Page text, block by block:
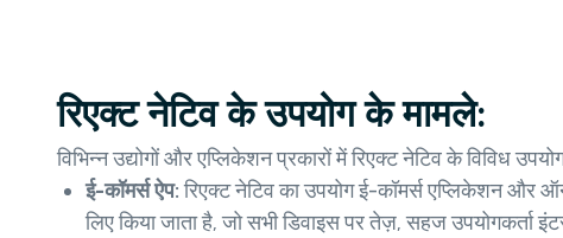
रिएक्ट नेटिव के उपयोग के मामले:
विभिन्न उद्योगों और एप्लिकेशन प्रकारों में रिएक्ट नेटिव के विविध
ई-कॉमर्स ऐप:रिएक्ट नेटिव का उपयोग ई-कॉमर्स एप्लिकेशन और
लिए किया जाता है, जो सभी डिवाइस पर तेज़, सहज